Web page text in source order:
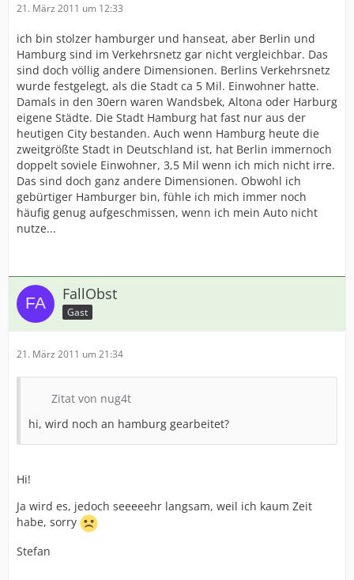
21. März 2011 um 12:33
ich bin stolzer hamburger und hanseat, aber Berlin und
Hamburg sind im Verkehrsnetz gar nicht vergleichbar. Das
sind doch völlig andere Dimensionen. Berlins Verkehrsnetz
wurde festgelegt, als die Stadt ca 5 Mil. Einwohner hatte.
Damals in den 30ern waren Wandsbek, Altona oder Harburg
eigene Städte. Die Stadt Hamburg hat fast nur aus der
heutigen City bestanden. Auch wenn Hamburg heute die
zweitgrößte Stadt in Deutschland ist, hat Berlin immernoch
doppelt soviele Einwohner, 3,5 Mil wenn ich mich nicht irre.
Das sind doch ganz andere Dimensionen. Obwohl ich
gebürtiger Hamburger bin, fühle ich mich immer noch
häufig genug aufgeschmissen, wenn ich mein Auto nicht
nutze...
FallObst
Gast
21. März 2011 um 21:34
Zitat von nug4t
hi, wird noch an hamburg gearbeitet?
Hi!
Ja wird es, jedoch seeeeehr langsam, weil ich kaum Zeit
habe, sorry
Stefan